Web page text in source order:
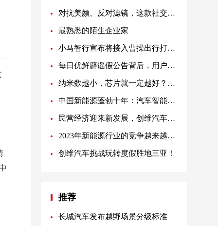
对抗美颜、反对滤镜，这款社交产品在海外爆火了
最熟悉的陌生企业家
小马智行宣布将接入曹操出行打车服务
每日优鲜辟谣假公告背后，用户与供应商退款成诈骗新套路
纳米数越小，芯片就一定越好？专家：就是营销炒作
中国新能源蓬勃十年：汽车智能化的跃迁
民营经济迎来新发展，创维汽车创始人黄宏生谈创业之道
2023年新能源行业的竞争越来越激烈，车企赚钱是越来越难
创维汽车挑战玩转度假胜地三亚！
推荐
长城汽车发布越野场景分级标准